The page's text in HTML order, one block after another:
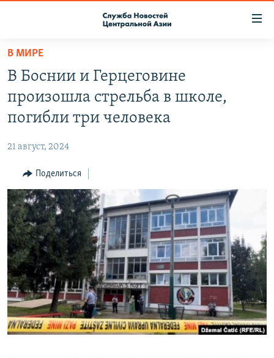
Вернуться
основному
содержанию
Вернутся
главной
навигации
Вернутся
поиску
КОНТАКТЫ
НАСТОЯЩЕЕ ВРЕМЯ
МИГРАНТ МЕДИА
В МИРЕ
В Боснии и Герцеговине
произошла стрельба в школе,
погибли три человека
21 август, 2024
Поделиться